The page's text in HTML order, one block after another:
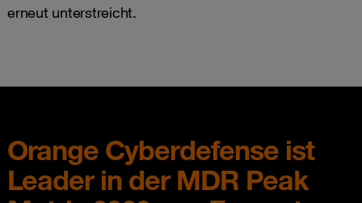
erneut unterstreicht.
Orange Cyberdefense ist
Leader in der MDR Peak